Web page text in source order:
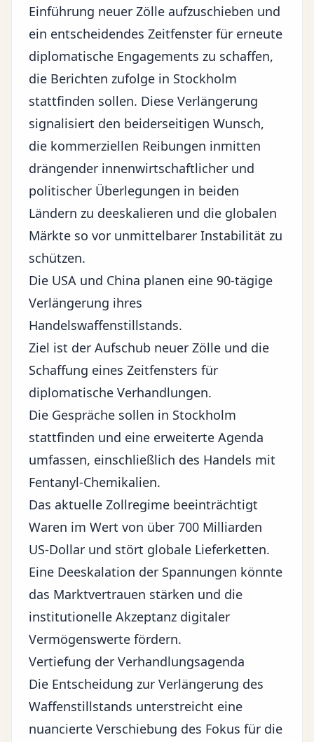
Einführung neuer Zölle aufzuschieben und
ein entscheidendes Zeitfenster für erneute
diplomatische Engagements zu schaffen,
die Berichten zufolge in Stockholm
stattfinden sollen. Diese Verlängerung
signalisiert den beiderseitigen Wunsch,
die kommerziellen Reibungen inmitten
drängender innenwirtschaftlicher und
politischer Überlegungen in beiden
Ländern zu deeskalieren und die globalen
Märkte so vor unmittelbarer Instabilität zu
schützen.
Die USA und China planen eine 90-tägige
Verlängerung ihres
Handelswaffenstillstands.
Ziel ist der Aufschub neuer Zölle und die
Schaffung eines Zeitfensters für
diplomatische Verhandlungen.
Die Gespräche sollen in Stockholm
stattfinden und eine erweiterte Agenda
umfassen, einschließlich des Handels mit
Fentanyl-Chemikalien.
Das aktuelle Zollregime beeinträchtigt
Waren im Wert von über 700 Milliarden
US-Dollar und stört globale Lieferketten.
Eine Deeskalation der Spannungen könnte
das Marktvertrauen stärken und die
institutionelle Akzeptanz digitaler
Vermögenswerte fördern.
Vertiefung der Verhandlungsagenda
Die Entscheidung zur Verlängerung des
Waffenstillstands unterstreicht eine
nuancierte Verschiebung des Fokus für die